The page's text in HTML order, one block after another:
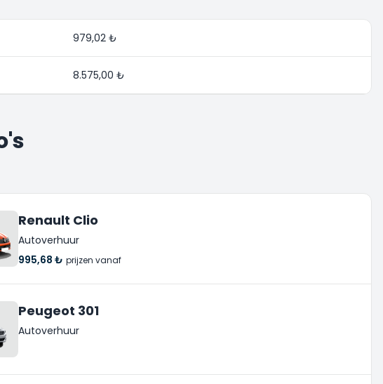
979,02 ₺
8.575,00 ₺
Renault Clio
Autoverhuur
995,68 ₺ prijzen vanaf
Peugeot 301
Autoverhuur